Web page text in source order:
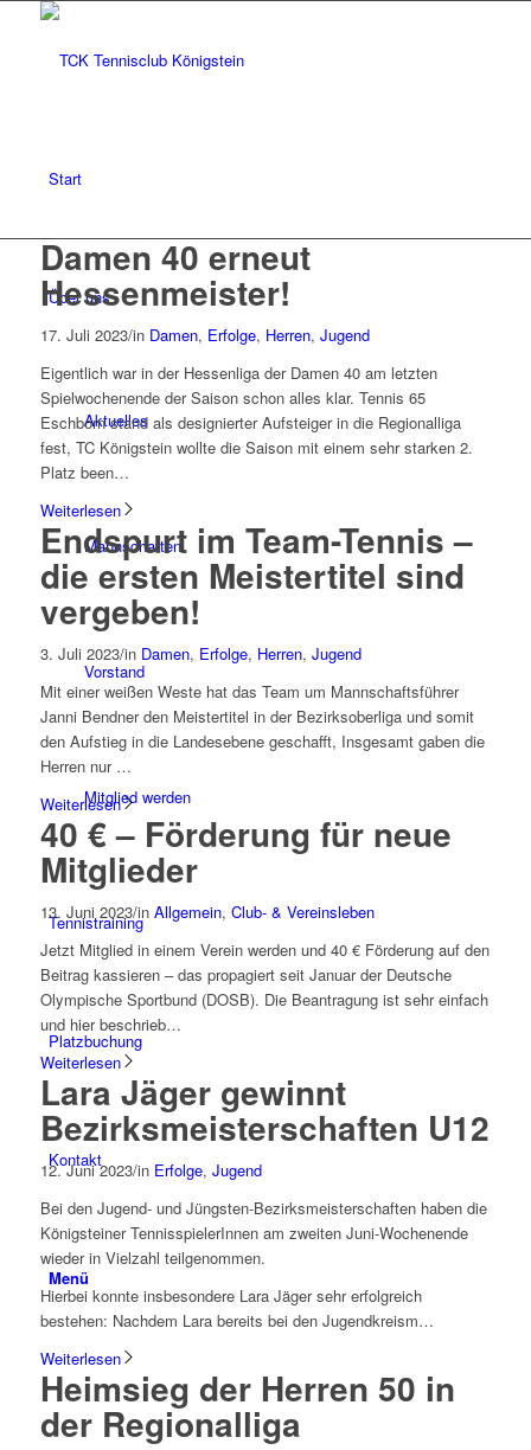
Start
Über uns
Aktuelles
Mannschaften
Vorstand
Mitglied werden
Tennistraining
Platzbuchung
Kontakt
Menü
Damen 40 erneut
Hessenmeister!
17. Juli 2023/in Damen, Erfolge, Herren, Jugend
Eigentlich war in der Hessenliga der Damen 40 am letzten
Spielwochenende der Saison schon alles klar. Tennis 65
Eschborn stand als designierter Aufsteiger in die Regionalliga
fest, TC Königstein wollte die Saison mit einem sehr starken 2.
Platz been…
Weiterlesen
Endspurt im Team-Tennis –
die ersten Meistertitel sind
vergeben!
3. Juli 2023/in Damen, Erfolge, Herren, Jugend
Mit einer weißen Weste hat das Team um Mannschaftsführer
Janni Bendner den Meistertitel in der Bezirksoberliga und somit
den Aufstieg in die Landesebene geschafft, Insgesamt gaben die
Herren nur …
Weiterlesen
40 € – Förderung für neue
Mitglieder
13. Juni 2023/in Allgemein, Club- & Vereinsleben
Jetzt Mitglied in einem Verein werden und 40 € Förderung auf den
Beitrag kassieren – das propagiert seit Januar der Deutsche
Olympische Sportbund (DOSB). Die Beantragung ist sehr einfach
und hier beschrieb…
Weiterlesen
Lara Jäger gewinnt
Bezirksmeisterschaften U12
12. Juni 2023/in Erfolge, Jugend
Bei den Jugend- und Jüngsten-Bezirksmeisterschaften haben die
Königsteiner TennisspielerInnen am zweiten Juni-Wochenende
wieder in Vielzahl teilgenommen.
Hierbei konnte insbesondere Lara Jäger sehr erfolgreich
bestehen: Nachdem Lara bereits bei den Jugendkreism…
Weiterlesen
Heimsieg der Herren 50 in
der Regionalliga